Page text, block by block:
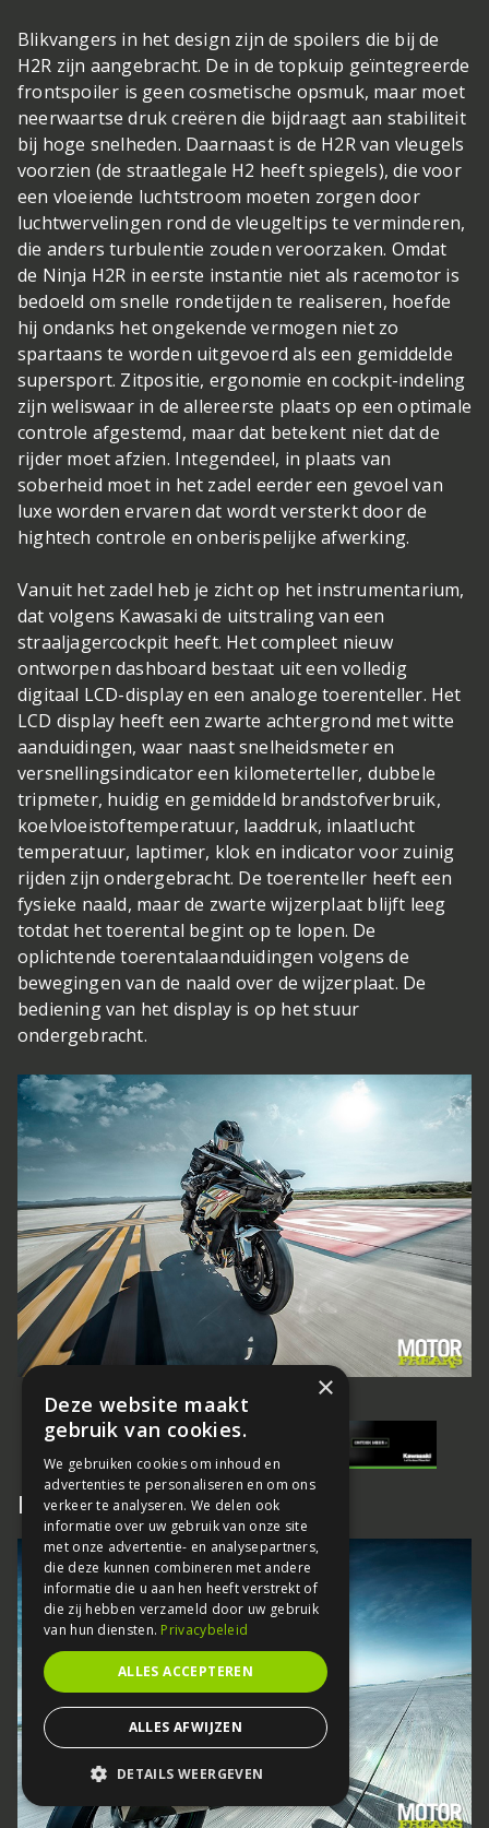
Blikvangers in het design zijn de spoilers die bij de
H2R zijn aangebracht. De in de topkuip geïntegreerde
frontspoiler is geen cosmetische opsmuk, maar moet
neerwaartse druk creëren die bijdraagt aan stabiliteit
bij hoge snelheden. Daarnaast is de H2R van vleugels
voorzien (de straatlegale H2 heeft spiegels), die voor
een vloeiende luchtstroom moeten zorgen door
luchtwervelingen rond de vleugeltips te verminderen,
die anders turbulentie zouden veroorzaken. Omdat
de Ninja H2R in eerste instantie niet als racemotor is
bedoeld om snelle rondetijden te realiseren, hoefde
hij ondanks het ongekende vermogen niet zo
spartaans te worden uitgevoerd als een gemiddelde
supersport. Zitpositie, ergonomie en cockpit-indeling
zijn weliswaar in de allereerste plaats op een optimale
controle afgestemd, maar dat betekent niet dat de
rijder moet afzien. Integendeel, in plaats van
soberheid moet in het zadel eerder een gevoel van
luxe worden ervaren dat wordt versterkt door de
hightech controle en onberispelijke afwerking.
Vanuit het zadel heb je zicht op het instrumentarium,
dat volgens Kawasaki de uitstraling van een
straaljagercockpit heeft. Het compleet nieuw
ontworpen dashboard bestaat uit een volledig
digitaal LCD-display en een analoge toerenteller. Het
LCD display heeft een zwarte achtergrond met witte
aanduidingen, waar naast snelheidsmeter en
versnellingsindicator een kilometerteller, dubbele
tripmeter, huidig en gemiddeld brandstofverbruik,
koelvloeistoftemperatuur, laaddruk, inlaatlucht
temperatuur, laptimer, klok en indicator voor zuinig
rijden zijn ondergebracht. De toerenteller heeft een
fysieke naald, maar de zwarte wijzerplaat blijft leeg
totdat het toerental begint op te lopen. De
oplichtende toerentalaanduidingen volgens de
bewegingen van de naald over de wijzerplaat. De
bediening van het display is op het stuur
ondergebracht.
Elektronische hulpjes
×
Deze website maakt
gebruik van cookies.
We gebruiken cookies om inhoud en
advertenties te personaliseren en om ons
verkeer te analyseren. We delen ook
informatie over uw gebruik van onze site
met onze advertentie- en analysepartners,
die deze kunnen combineren met andere
informatie die u aan hen heeft verstrekt of
die zij hebben verzameld door uw gebruik
van hun diensten. Privacybeleid
ALLES ACCEPTEREN
ALLES AFWIJZEN
DETAILS WEERGEVEN
STRIKT NOODZAKELIJK